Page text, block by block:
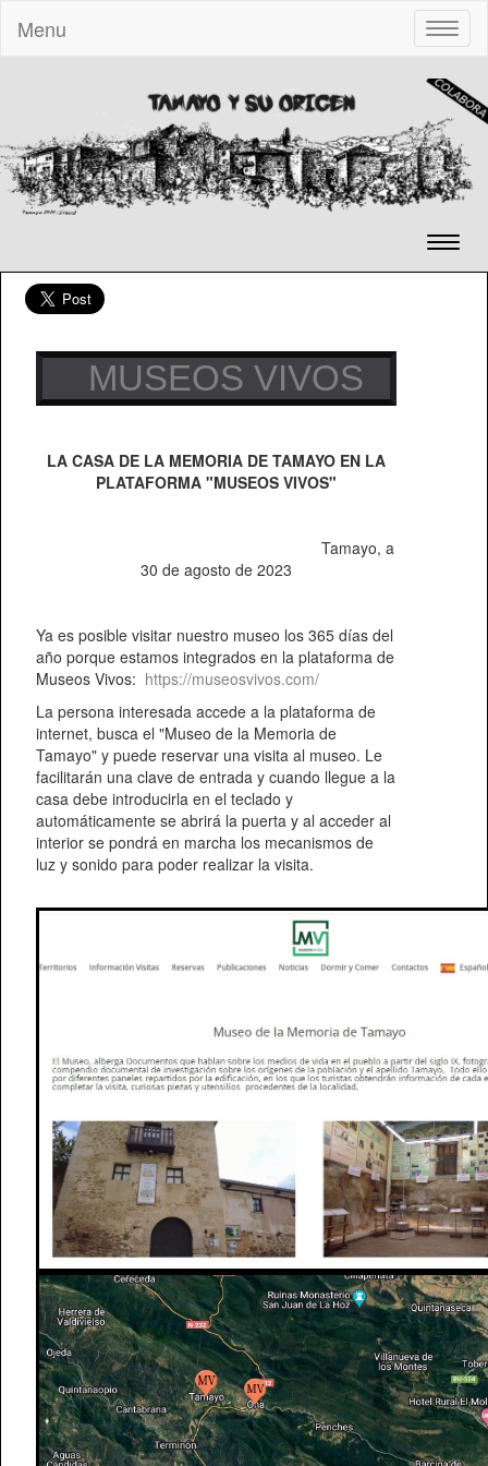
Toggle
Menu
Toggle
MUSEOS VIVOS
LA CASA DE LA MEMORIA DE TAMAYO EN LA
PLATAFORMA "MUSEOS VIVOS"
Tamayo, a
30 de agosto de 2023
Ya es posible visitar nuestro museo los 365 días del
año porque estamos integrados en la plataforma de
Museos Vivos: https://museosvivos.com/
La persona interesada accede a la plataforma de
internet, busca el "Museo de la Memoria de
Tamayo" y puede reservar una visita al museo. Le
facilitarán una clave de entrada y cuando llegue a la
casa debe introducirla en el teclado y
automáticamente se abrirá la puerta y al acceder al
interior se pondrá en marcha los mecanismos de
luz y sonido para poder realizar la visita.